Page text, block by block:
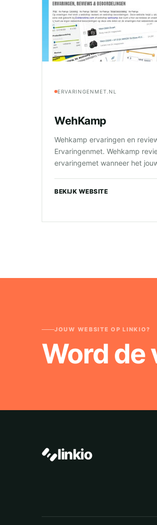
ERVARINGENMET.NL
WehKamp
Wehkamp ervaringen en
Ervaringenmet. Wehkamp
ervaringemet wanneer het
BEKIJK WEBSITE
JOUW WEBSITE OP LINKIO?
Word de
linkio